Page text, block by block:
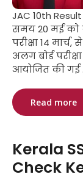
JAC 10th
समय 20 मई को
परीक्षा 14
अलग बोर्ड
आयोजित की गई
Read more
Kerala
Check